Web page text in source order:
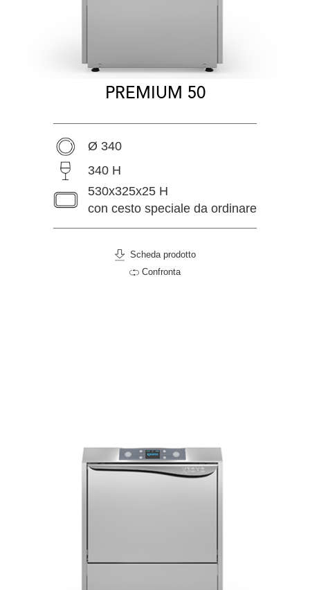
PREMIUM 50
Ø 340
340 H
530x325x25 H
con cesto speciale da ordinare
Scheda prodotto
Confronta